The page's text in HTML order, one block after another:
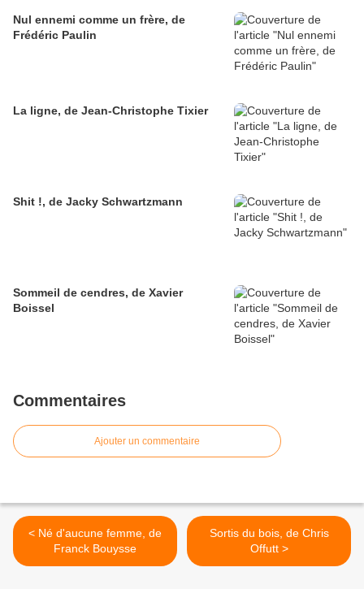
Nul ennemi comme un frère, de
Frédéric Paulin
La ligne, de Jean-Christophe Tixier
Shit !, de Jacky Schwartzmann
Sommeil de cendres, de Xavier
Boissel
Commentaires
Ajouter un commentaire
< Né d'aucune femme, de
Franck Bouysse
Sortis du bois, de Chris
Offutt >